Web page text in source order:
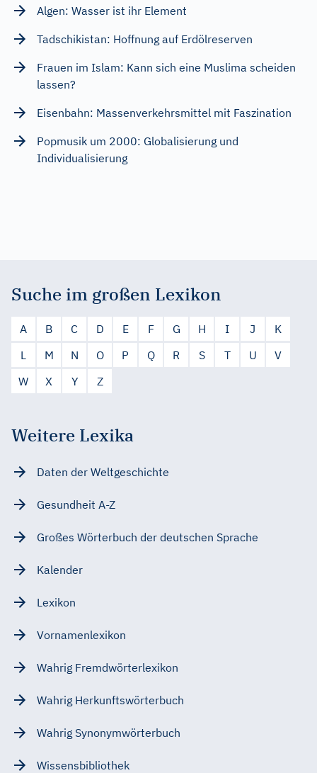
Algen: Wasser ist ihr Element
Tadschikistan: Hoffnung auf Erdölreserven
Frauen im Islam: Kann sich eine Muslima scheiden
lassen?
Eisenbahn: Massenverkehrsmittel mit Faszination
Popmusik um 2000: Globalisierung und
Individualisierung
Suche im großen Lexikon
A B C D E F G H I J
K
L
M N O P Q R S T U
V
W
X Y Z
Weitere Lexika
Daten der Weltgeschichte
Gesundheit A-Z
Großes Wörterbuch der deutschen Sprache
Kalender
Lexikon
Vornamenlexikon
Wahrig Fremdwörterlexikon
Wahrig Herkunftswörterbuch
Wahrig Synonymwörterbuch
Wissensbibliothek